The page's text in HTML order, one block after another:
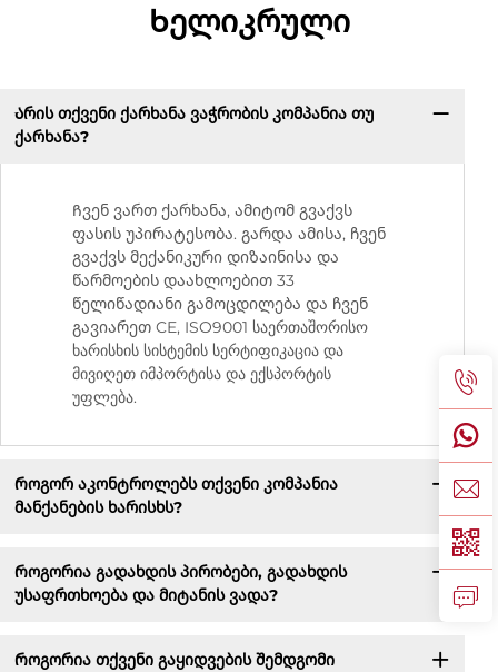
Ხელიკრული
Არის თქვენი ქარხანა ვაჭრობის კომპანია თუ
ქარხანა?
Ჩვენ ვართ ქარხანა, ამიტომ გვაქვს
ფასის უპირატესობა. გარდა ამისა, ჩვენ
გვაქვს მექანიკური დიზაინისა და
წარმოების დაახლოებით 33
წელიწადიანი გამოცდილება და ჩვენ
გავიარეთ CE, ISO9001 საერთაშორისო
ხარისხის სისტემის სერტიფიკაცია და
მივიღეთ იმპორტისა და ექსპორტის
უფლება.
Როგორ აკონტროლებს თქვენი კომპანია
მანქანების ხარისხს?
Როგორია გადახდის პირობები, გადახდის
უსაფრთხოება და მიტანის ვადა?
Როგორია თქვენი გაყიდვების შემდგომი